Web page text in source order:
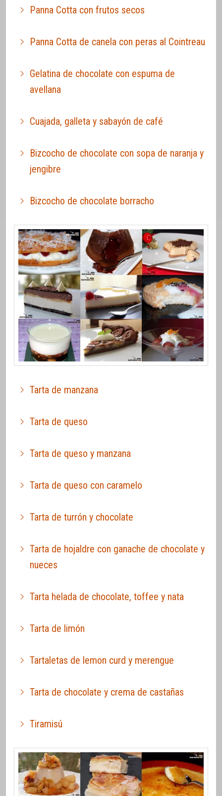
Panna Cotta con frutos secos
Panna Cotta de canela con peras al Cointreau
Gelatina de chocolate con espuma de
avellana
Cuajada, galleta y sabayón de café
Bizcocho de chocolate con sopa de naranja y
jengibre
Bizcocho de chocolate borracho
Tarta de manzana
Tarta de queso
Tarta de queso y manzana
Tarta de queso con caramelo
Tarta de turrón y chocolate
Tarta de hojaldre con ganache de chocolate y
nueces
Tarta helada de chocolate, toffee y nata
Tarta de limón
Tartaletas de lemon curd y merengue
Tarta de chocolate y crema de castañas
Tiramisú